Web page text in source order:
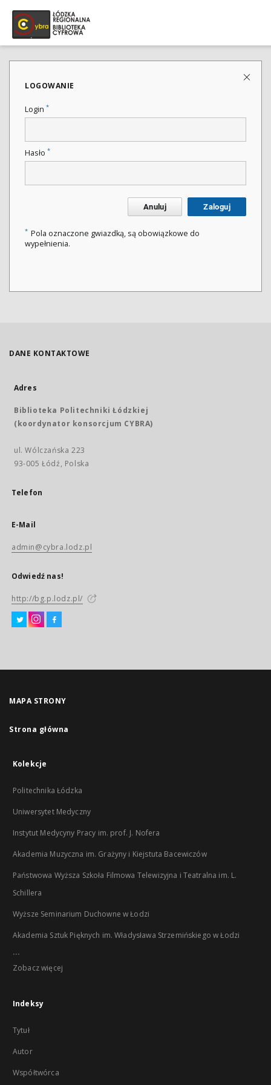
LOGOWANIE
Login *
Hasło *
Anuluj Zaloguj
* Pola oznaczone gwiazdką, są obowiązkowe do
wypełnienia.
DANE KONTAKTOWE
Adres
Biblioteka Politechniki Łódzkiej
(koordynator konsorcjum CYBRA)
ul. Wólczańska 223
93-005 Łódź, Polska
Telefon
E-Mail
admin@cybra.lodz.pl
Odwiedź nas!
http://bg.p.lodz.pl/
MAPA STRONY
Strona główna
Kolekcje
Politechnika Łódzka
Uniwersytet Medyczny
Instytut Medycyny Pracy im. prof. J. Nofera
Akademia Muzyczna im. Grażyny i Kiejstuta Bacewiczów
Państwowa Wyższa Szkoła Filmowa Telewizyjna i Teatralna im. L.
Schillera
Wyższe Seminarium Duchowne w Łodzi
Akademia Sztuk Pięknych im. Władysława Strzemińskiego w Łodzi
...
Zobacz więcej
Indeksy
Tytuł
Autor
Współtwórca